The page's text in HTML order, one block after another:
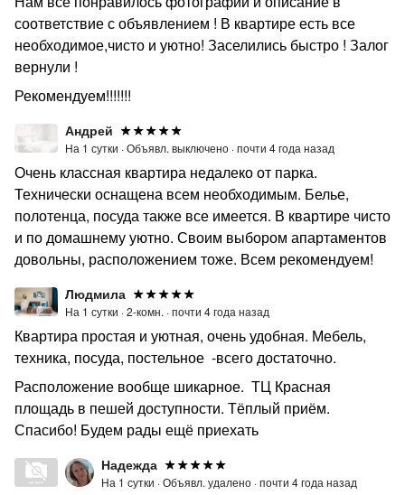
соответствие с объявлением ! В квартире есть все
необходимое,чисто и уютно! Заселились быстро ! Залог
вернули !
Рекомендуем!!!!!!!
Андрей
На 1 сутки ·Объявл. выключено ·почти 4 года назад
Очень классная квартира недалеко от парка.
Технически оснащена всем необходимым. Белье,
полотенца, посуда также все имеется. В квартире чисто
и по домашнему уютно. Своим выбором апартаментов
довольны, расположением тоже. Всем рекомендуем!
Людмила
На 1 сутки ·2-комн. ·почти 4 года назад
Квартира простая и уютная, очень удобная. Мебель,
техника, посуда, постельное -всего достаточно.
Расположение вообще шикарное. ТЦ Красная
площадь в пешей доступности. Тёплый приём.
Спасибо! Будем рады ещё приехать
Надежда
На 1 сутки ·Объявл. удалено ·почти 4 года назад